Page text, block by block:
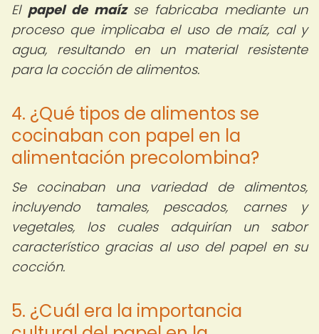
El papel de maízse fabricaba mediante un
proceso que implicaba el uso de maíz, cal y
agua, resultando en un material resistente
para la cocción de alimentos.
4. ¿Qué tipos de alimentos se
cocinaban con papel en la
alimentación precolombina?
Se cocinaban una variedad de alimentos,
incluyendo tamales, pescados, carnes y
vegetales, los cuales adquirían un sabor
característico gracias al uso del papel en su
cocción.
5. ¿Cuál era la importancia